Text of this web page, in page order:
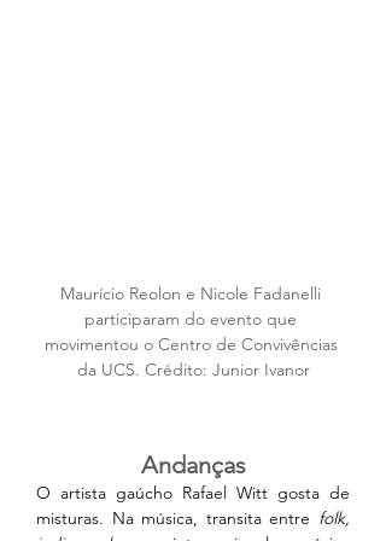
Maurício Reolon e Nicole Fadanelli
participaram do evento que
movimentou o Centro de Convivências
da UCS. Crédito: Junior Ivanor
Andanças
O artista gaúcho Rafael Witt gosta de
misturas. Na música, transita entre folk,